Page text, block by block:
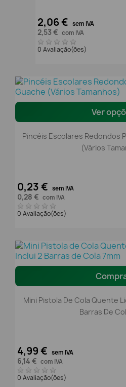
2,06 € sem IVA
2,53 € com IVA
0 Avaliação(ões)
Ver
Pincéis Escolares Redondos
(Vários
0,23 € sem IVA
0,28 € com IVA
0 Avaliação(ões)
Mini Pistola De Cola Quente
Barras De
4,99 € sem IVA
6,14 € com IVA
0 Avaliação(ões)